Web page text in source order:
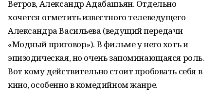
Ветров, Александр Адабашьян. Отдельно
хочется отметить известного телеведущего
Александра Васильева (ведущий передачи
«Модный приговор»). В фильме у него хоть и
эпизодическая, но очень запоминающаяся роль.
Вот кому действительно стоит пробовать себя в
кино, особенно в комедийном жанре.